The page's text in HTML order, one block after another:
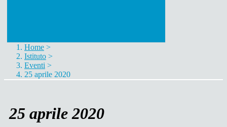
Home >
Istituto >
Eventi >
25 aprile 2020
25 aprile 2020